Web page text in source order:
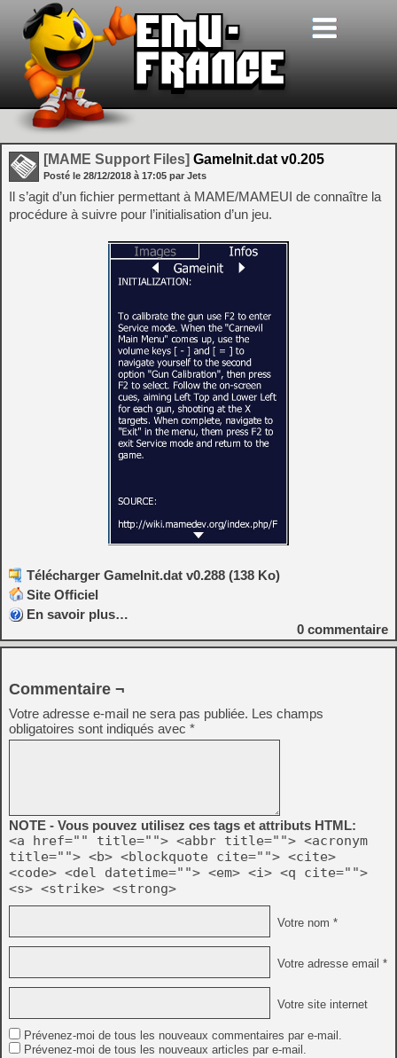
[MAME Support Files] GameInit.dat v0.205
Posté le 28/12/2018 à 17:05 par Jets
Il s’agit d’un fichier permettant à MAME/MAMEUI de connaître la
procédure à suivre pour l’initialisation d’un jeu.
Télécharger GameInit.dat v0.288 (138 Ko)
Site Officiel
En savoir plus…
0 commentaire
Commentaire ¬
Votre adresse e-mail ne sera pas publiée. Les champs
obligatoires sont indiqués avec *
NOTE - Vous pouvez utilisez ces tags et attributs HTML:
<a href="" title=""> <abbr title=""> <acronym
title=""> <b> <blockquote cite=""> <cite>
<code> <del datetime=""> <em> <i> <q cite="">
<s> <strike> <strong>
Votre nom *
Votre adresse email *
Votre site internet
Prévenez-moi de tous les nouveaux commentaires par e-mail.
Prévenez-moi de tous les nouveaux articles par e-mail.